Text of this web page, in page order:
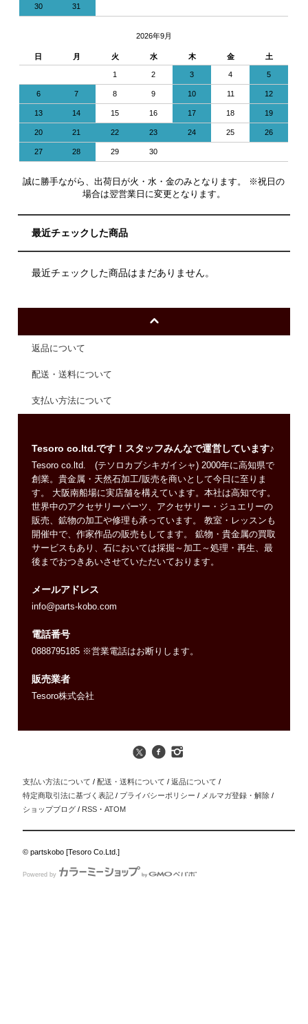
30 31
2026年9月
日 月 火 水 木 金 土
1 2 3 4 5
6 7 8 9 10 11 12
13 14 15 16 17 18 19
20 21 22 23 24 25 26
27 28 29 30
誠に勝手ながら、出荷日が火・水・金のみとなります。 ※祝日の
場合は翌営業日に変更となります。
最近チェックした商品
最近チェックした商品はまだありません。
返品について
配送・送料について
支払い方法について
Tesoro co.ltd.です！スタッフみんなで運営しています♪
Tesoro co.ltd. (テソロカブシキガイシャ) 2000年に高知県で
創業。貴金属・天然石加工/販売を商いとして今日に至りま
す。 大阪南船場に実店舗を構えています。本社は高知です。
世界中のアクセサリーパーツ、アクセサリー・ジュエリーの
販売、鉱物の加工や修理も承っています。 教室・レッスンも
開催中で、作家作品の販売もしてます。 鉱物・貴金属の買取
サービスもあり、石においては採掘～加工～処理・再生、最
後までおつきあいさせていただいております。
メールアドレス
info@parts-kobo.com
電話番号
0888795185 ※営業電話はお断りします。
販売業者
Tesoro株式会社
支払い方法について / 配送・送料について / 返品について /
特定商取引法に基づく表記 / プライバシーポリシー / メルマガ登録・解除 /
ショップブログ / RSS ・ATOM
© partskobo [Tesoro Co.Ltd.]
Powered by